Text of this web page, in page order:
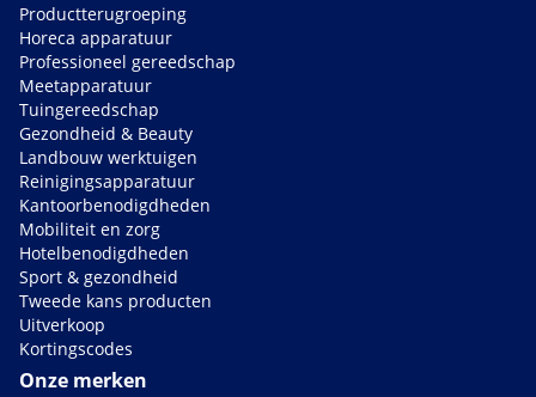
Productterugroeping
Horeca apparatuur
Professioneel gereedschap
Meetapparatuur
Tuingereedschap
Gezondheid & Beauty
Landbouw werktuigen
Reinigingsapparatuur
Kantoorbenodigdheden
Mobiliteit en zorg
Hotelbenodigdheden
Sport & gezondheid
Tweede kans producten
Uitverkoop
Kortingscodes
Onze merken